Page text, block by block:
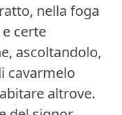
nella foga
certe
ascoltandolo,
cavarmelo
altrove.